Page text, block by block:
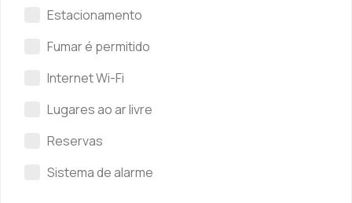
Estacionamento
Fumar é permitido
Internet Wi-Fi
Lugares ao ar livre
Reservas
Sistema de alarme